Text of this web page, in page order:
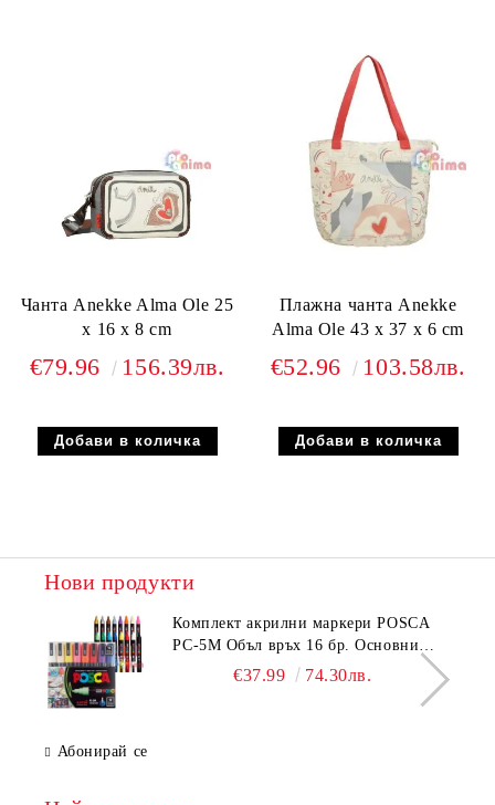
Чанта Anekke Alma Ole 25
x 16 x 8 cm
€79.96 156.39лв.
Плажна чанта Anekke
Alma Ole 43 x 37 x 6 cm
€52.96 103.58лв.
Нови продукти
Комплeкт акрилни маркери POSCA
PC-5M Объл връх 16 бр. Основни
€37.99 74.30лв.
Абонирай се